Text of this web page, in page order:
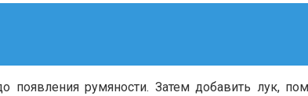
появления румяности. Затем добавить лук,